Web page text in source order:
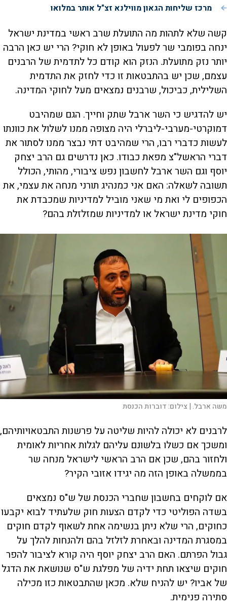
מרכז שליחות הגאון מווילנא זצ"ל אותר במלואו
קשה שלא לתהות מה התועלת שרב ראשי במדינת ישראל
ינחה בפומבי שר לפעול באופן לא חוקי? הרי יש כאן הרבה
יותר נזק מתועלת. הנזק הוא קודם כל לתדמית של הרבנים
עצמם, שכן יש בהתבטאות זו כדי לחזק את התדמית
השלילית, כביכול, שרבנים נמצאים מעל לחוקי המדינה.
יש להדגיש כי השר ארבל שתק וחייך. הגם שמהיבט
דמוקרטי-מערבי-ליברלי היה מצופה ממנו לשלול את כוונתו
לעשות כדברי רבו, הרי שמהיבט דתי נבצר ממנו לסתור את
דברי הראשל"צ מפאת כבודו. כאן נדרשים גם הרב יצחק
יוסף וגם השר ארבל לחשבון נפש ציבורי, מהותי, הכולל
תשובה לשאלה: האם אני כמנהיג תורני מנחה את עצמי, את
הכפופים לי ואת מי שאני מוביל למדיניות שמכבדת את
חוקי מדינת ישראל או למדיניות שמזלזלת בהם?
משה ארבל. | צילום:דוברות הכנסת
לרבנים לא יכולה להיות שליטה על פרשנות התבטאויותיהם,
ומשכך אם כשלו בלשונם עליהם לגלות אחריות לאומית
ולחזור בהם, שכן אם הרב הראשי לישראל מנחה שר
בממשלה באופן הזה מה יגידו אזובי הקיר?
אם לוקחים בחשבון שחברי הכנסת של ש"ס נמצאים
בשדה הפוליטי כדי לקדם הצעות חוק שלעתיד לבוא יקבעו
כחוקים, הרי שלא ניתן בנשימה אחת לשאוף לקדם חוקים
במסגרת המדינה ובאחרת לזלזל בהם ולהנחות להלך על
גבול הפרתם. האם הרב יצחק יוסף היה קורא לציבור להפר
חוקים שיצאו תחת ידיה של מפלגת ש"ס שנושאת את הדגל
של אביו? יש להניח שלא. מכאן שהתבטאות כזו מכילה
סתירה פנימית.